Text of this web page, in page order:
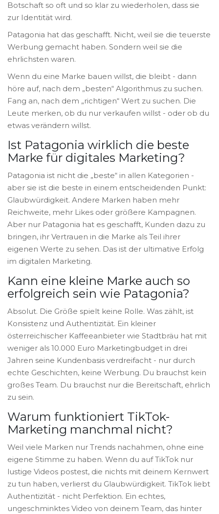
Botschaft so oft und so klar zu wiederholen, dass sie
zur Identität wird.
Patagonia hat das geschafft. Nicht, weil sie die teuerste
Werbung gemacht haben. Sondern weil sie die
ehrlichsten waren.
Wenn du eine Marke bauen willst, die bleibt - dann
höre auf, nach dem „besten“ Algorithmus zu suchen.
Fang an, nach dem „richtigen“ Wert zu suchen. Die
Leute merken, ob du nur verkaufen willst - oder ob du
etwas verändern willst.
Ist Patagonia wirklich die beste
Marke für digitales Marketing?
Patagonia ist nicht die „beste“ in allen Kategorien -
aber sie ist die beste in einem entscheidenden Punkt:
Glaubwürdigkeit. Andere Marken haben mehr
Reichweite, mehr Likes oder größere Kampagnen.
Aber nur Patagonia hat es geschafft, Kunden dazu zu
bringen, ihr Vertrauen in die Marke als Teil ihrer
eigenen Werte zu sehen. Das ist der ultimative Erfolg
im digitalen Marketing.
Kann eine kleine Marke auch so
erfolgreich sein wie Patagonia?
Absolut. Die Größe spielt keine Rolle. Was zählt, ist
Konsistenz und Authentizität. Ein kleiner
österreichischer Kaffeeanbieter wie Stadtbräu hat mit
weniger als 10.000 Euro Marketingbudget in drei
Jahren seine Kundenbasis verdreifacht - nur durch
echte Geschichten, keine Werbung. Du brauchst kein
großes Team. Du brauchst nur die Bereitschaft, ehrlich
zu sein.
Warum funktioniert TikTok-
Marketing manchmal nicht?
Weil viele Marken nur Trends nachahmen, ohne eine
eigene Stimme zu haben. Wenn du auf TikTok nur
lustige Videos postest, die nichts mit deinem Kernwert
zu tun haben, verlierst du Glaubwürdigkeit. TikTok liebt
Authentizität - nicht Perfektion. Ein echtes,
ungeschminktes Video von deinem Team, das hinter